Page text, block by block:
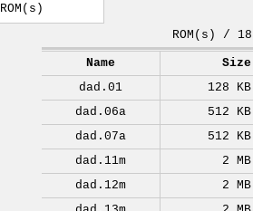
ROM(s)
ROM(s) / 18
Name
Size
dad.01
128 KB
dad.06a
512 KB
dad.07a
512 KB
dad.11m
2 MB
dad.12m
2 MB